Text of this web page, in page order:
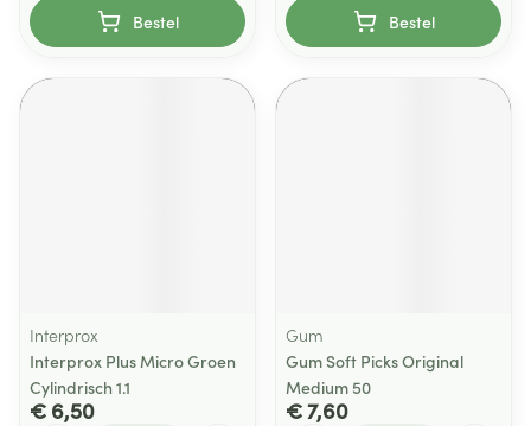
Bestel Bestel
Interprox
Interprox Plus Micro Groen
Cylindrisch 1.1
€ 6,50
Gum
Gum Soft Picks Original
Medium 50
€ 7,60